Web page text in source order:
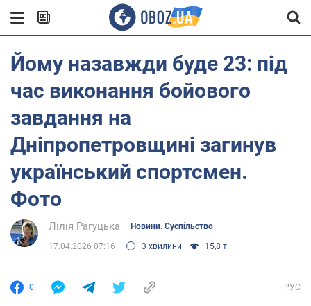
Йому назавжди буде 23: під
час виконання бойового
завдання на
Дніпропетровщині загинув
український спортсмен.
Фото
Лілія Рагуцька Новини. Суспільство
17.04.2026 07:16 3 хвилини 15,8 т.
0 РУС